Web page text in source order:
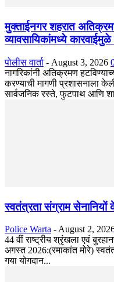
मुक्ताईनगर शहरात
व्यावसायिकांमध्ये
पोलीस वार्ता - August 3, 2026
नागरिकांनी अतिक्रमण
करण्याची मागणी प्रशासनाला
सार्वजनिक रस्ते, फुटपाथ आणि
स्वतंत्रता संग्राम
Police Warta - August 2,
44 वीं राष्ट्रीय श्रृंखला एवं
अगस्त 2026:(रमाकांत मोरे)
गया योगदान...